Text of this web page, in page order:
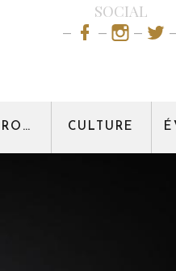
SOCIAL
GASTRONOMIE CULTURE